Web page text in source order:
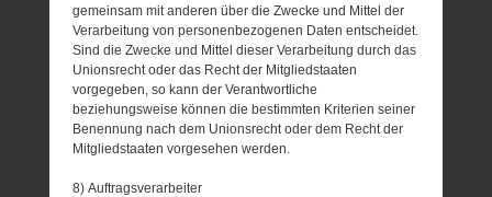
gemeinsam mit anderen über die Zwecke und Mittel der
Verarbeitung von personenbezogenen Daten entscheidet.
Sind die Zwecke und Mittel dieser Verarbeitung durch das
Unionsrecht oder das Recht der Mitgliedstaaten
vorgegeben, so kann der Verantwortliche
beziehungsweise können die bestimmten Kriterien seiner
Benennung nach dem Unionsrecht oder dem Recht der
Mitgliedstaaten vorgesehen werden.
8) Auftragsverarbeiter